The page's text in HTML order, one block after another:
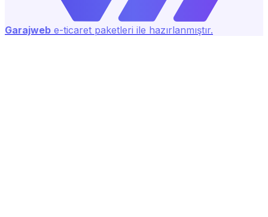
Garajweb e-ticaret paketleri ile hazırlanmıştır.